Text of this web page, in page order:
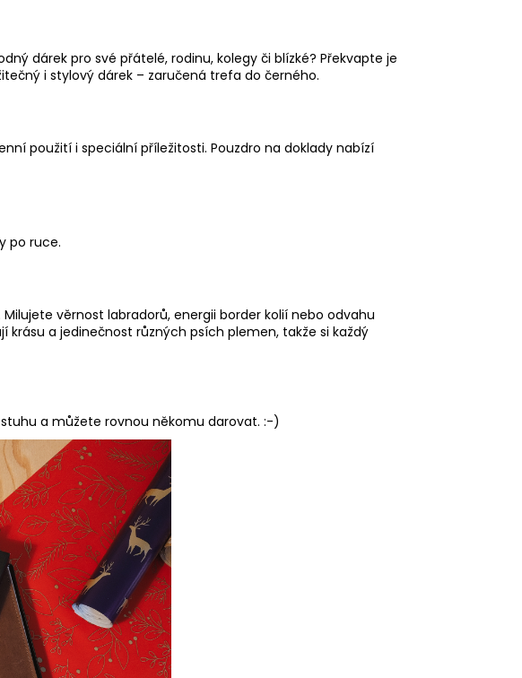
dárek pro své přátelé, rodinu, kolegy či blízké? Překvapte je
i stylový dárek – zaručená trefa do černého.
použití i speciální příležitosti. Pouzdro na doklady nabízí
po ruce.
věrnost labradorů, energii border kolií nebo odvahu
a jedinečnost různých psích plemen, takže si každý
a můžete rovnou někomu darovat. :-)